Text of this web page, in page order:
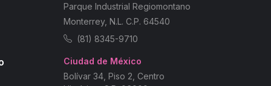
Parque Industrial Regiomontano
Monterrey, N.L. C.P. 64540
(81) 8345-9710
Ciudad de México
Bolívar 34, Piso 2, Centro